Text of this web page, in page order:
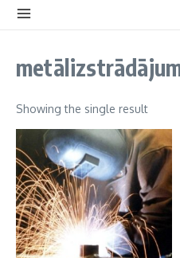
Showing the single result